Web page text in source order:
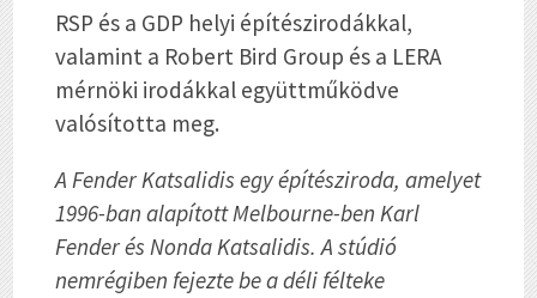
RSP és a GDP helyi építészirodákkal,
valamint a Robert Bird Group és a LERA
mérnöki irodákkal együttműködve
valósította meg.
A Fender Katsalidis egy építésziroda, amelyet
1996-ban alapított Melbourne-ben Karl
Fender és Nonda Katsalidis. A stúdió
nemrégiben fejezte be a déli félteke